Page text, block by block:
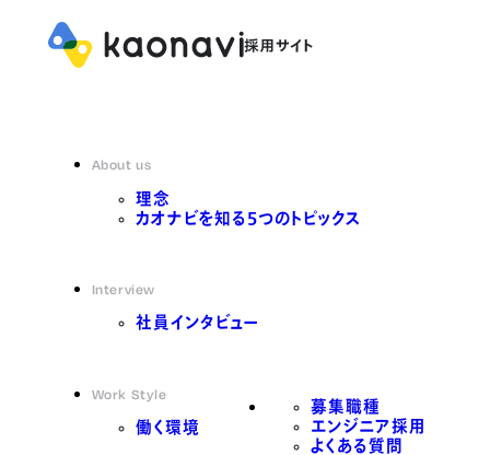
About us
理念
カオナビを知る5つのトピックス
Interview
社員インタビュー
Work Style
働く環境
募集職種
エンジニア採用
よくある質問